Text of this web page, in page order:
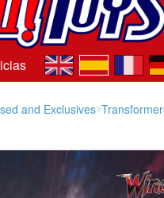
en es de
and Exclusives